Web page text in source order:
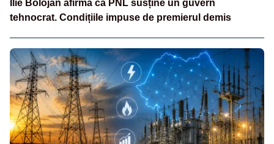
Ilie Bolojan afirmă că PNL susține un guvern
tehnocrat. Condițiile impuse de premierul demis